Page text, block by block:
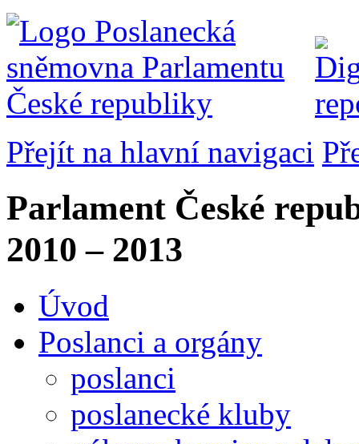
Přejít na hlavní navigaci
Parlament České
2010 – 2013
Úvod
Poslanci a orgány
poslanci
poslanecké kluby